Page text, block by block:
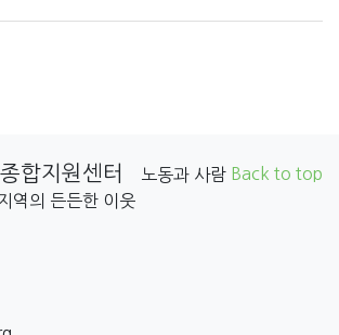
Back to top
합지원센터
노동과 사람
역의 든든한 이웃